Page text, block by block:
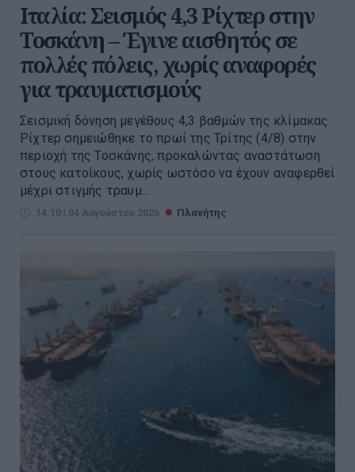
Ιταλία: Σεισμός 4,3 Ρίχτερ στην
Τοσκάνη – Έγινε αισθητός σε
πολλές πόλεις, χωρίς αναφορές
για τραυματισμούς
Σεισμική δόνηση μεγέθους 4,3 βαθμών της κλίμακας
Ρίχτερ σημειώθηκε το πρωί της Τρίτης (4/8) στην
περιοχή της Τοσκάνης, προκαλώντας αναστάτωση
στους κατοίκους, χωρίς ωστόσο να έχουν αναφερθεί
μέχρι στιγμής τραυμ...
14:10 | 04 Αυγούστου 2026 Πλανήτης